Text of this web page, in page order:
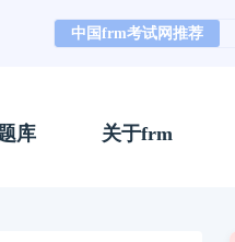
中国frm考试网推荐
库 关于frm